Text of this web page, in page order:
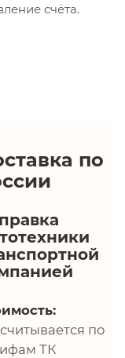
счёта.
по
по
ТК